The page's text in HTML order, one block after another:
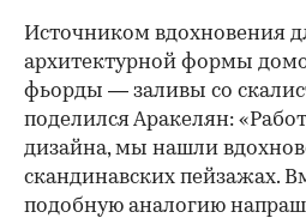
Источником вдохновения
архитектурной формы
фьорды — заливы со
поделился Аракелян:
дизайна, мы нашли
скандинавских пейзажах.
подобную аналогию